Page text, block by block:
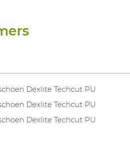
Dexlite Techcut PU
Dexlite Techcut PU
Dexlite Techcut PU